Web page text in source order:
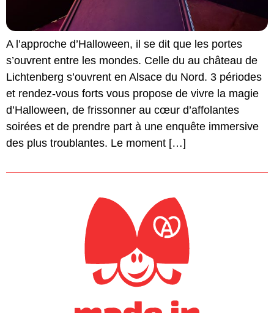
A l’approche d’Halloween, il se dit que les portes
s’ouvrent entre les mondes. Celle du au château de
Lichtenberg s’ouvrent en Alsace du Nord. 3 périodes
et rendez-vous forts vous propose de vivre la magie
d’Halloween, de frissonner au cœur d’affolantes
soirées et de prendre part à une enquête immersive
des plus troublantes. Le moment […]